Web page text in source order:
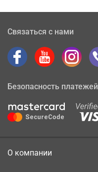
Связаться с нами
Безопасность платежей
О компании